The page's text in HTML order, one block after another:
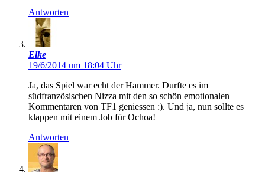
Antworten
Elke
19/6/2014 um 18:04 Uhr
Ja, das Spiel war echt der Hammer. Durfte es im
südfranzösischen Nizza mit den so schön emotionalen
Kommentaren von TF1 geniessen :). Und ja, nun sollte es
klappen mit einem Job für Ochoa!
Antworten